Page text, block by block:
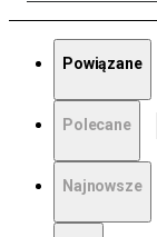
Powiązane
Polecane
Najnowsze